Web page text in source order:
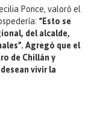
Ponce, valoró el
“Esto se
del alcalde,
Agregó que el
de Chillán y
vivir la